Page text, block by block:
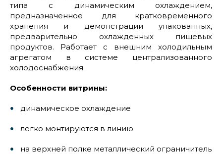
типа с динамическим охлаждением,
предназначенное для кратковременного
хранения и демонстрации упакованных,
предварительно охлажденных пищевых
продуктов. Работает с внешним холодильным
агрегатом в системе централизованного
холодоснабжения.
Особенности витрины:
динамическое охлаждение
легко монтируются в линию
на верхней полке металлический ограничитель